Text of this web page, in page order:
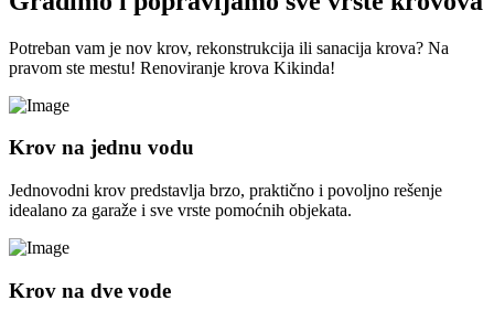
Potreban vam je nov krov, rekonstrukcija ili sanacija krova? Na
pravom ste mestu! Renoviranje krova Kikinda!
Krov na jednu vodu
Jednovodni krov predstavlja brzo, praktično i povoljno rešenje
idealano za garaže i sve vrste pomoćnih objekata.
Krov na dve vode